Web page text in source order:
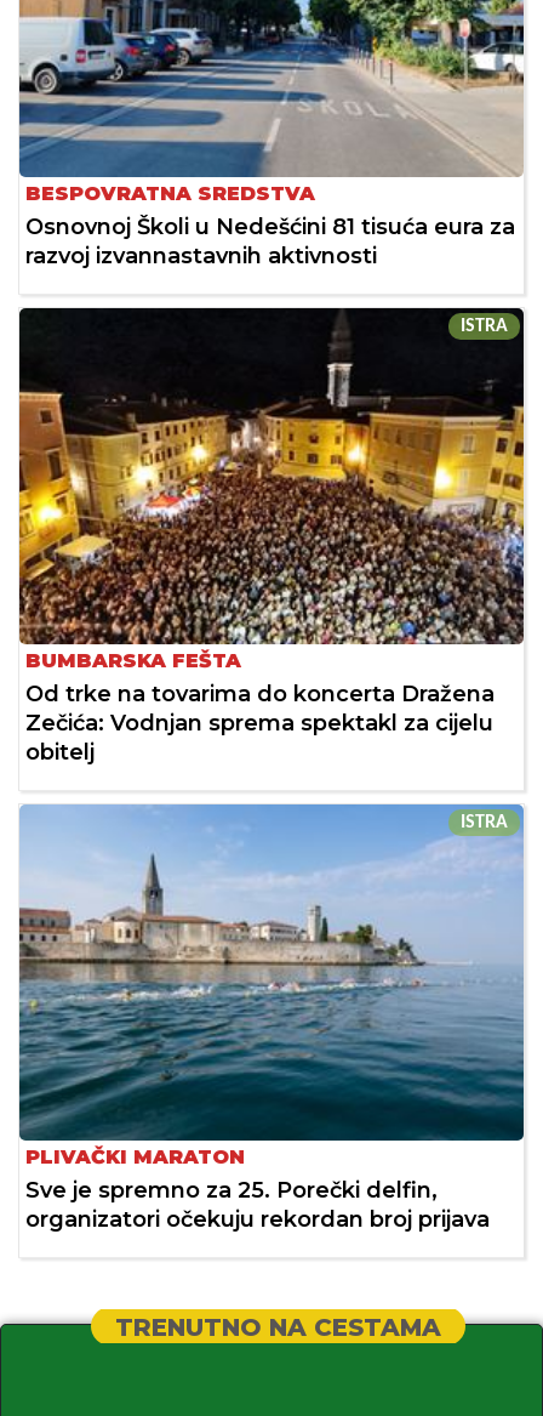
BESPOVRATNA SREDSTVA
Osnovnoj Školi u Nedešćini 81 tisuća eura za
razvoj izvannastavnih aktivnosti
ISTRA
BUMBARSKA FEŠTA
Od trke na tovarima do koncerta Dražena
Zečića: Vodnjan sprema spektakl za cijelu
obitelj
ISTRA
PLIVAČKI MARATON
Sve je spremno za 25. Porečki delfin,
organizatori očekuju rekordan broj prijava
TRENUTNO NA CESTAMA